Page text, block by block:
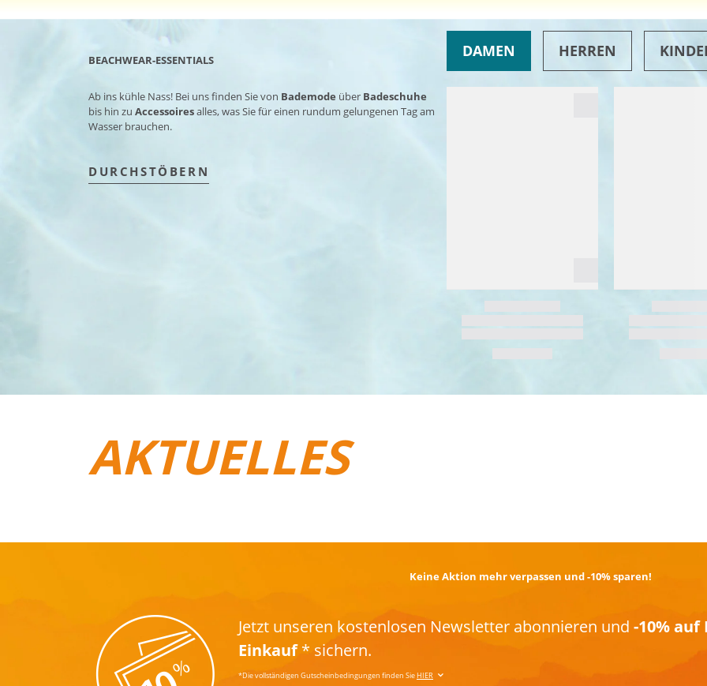
BEACHWEAR-ESSENTIALS
Ab ins kühle Nass! Bei uns finden Sie von Bademode über Badeschuhe
bis hin zu Accessoiresalles, was Sie für einen rundum gelungenen Tag am
Wasser brauchen.
DURCHSTÖBERN
DAMEN HERREN
AKTUELLES
Keine Aktion mehr verpassen und -10% sparen!
Jetzt unseren kostenlosen Newsletter abonnieren und -10%
Einkauf* sichern.
*Die vollständigen Gutscheinbedingungen finden SieHIER